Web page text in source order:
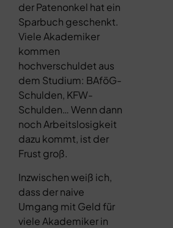
der Patenonkel hat ein
Sparbuch geschenkt.
Viele Akademiker
kommen
hochverschuldet aus
dem Studium: BAföG-
Schulden, KFW-
Schulden… Wenn dann
noch Arbeitslosigkeit
dazu kommt, ist der
Frust groß.
Inzwischen weiß ich,
dass der naive
Umgang mit Geld für
viele Akademiker in